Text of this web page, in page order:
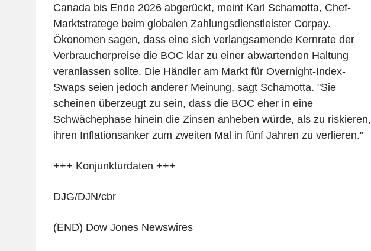
Canada bis Ende 2026 abgerückt, meint Karl Schamotta, Chef-
Marktstratege beim globalen Zahlungsdienstleister Corpay.
Ökonomen sagen, dass eine sich verlangsamende Kernrate der
Verbraucherpreise die BOC klar zu einer abwartenden Haltung
veranlassen sollte. Die Händler am Markt für Overnight-Index-
Swaps seien jedoch anderer Meinung, sagt Schamotta. "Sie
scheinen überzeugt zu sein, dass die BOC eher in eine
Schwächephase hinein die Zinsen anheben würde, als zu riskieren,
ihren Inflationsanker zum zweiten Mal in fünf Jahren zu verlieren."
+++ Konjunkturdaten +++
DJG/DJN/cbr
(END) Dow Jones Newswires